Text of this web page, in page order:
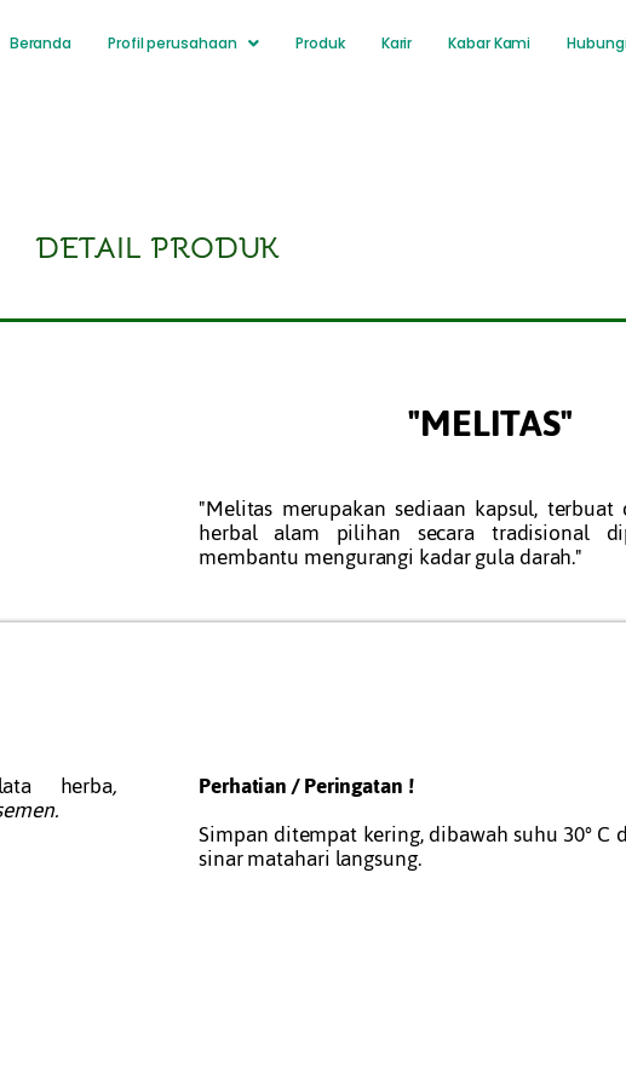
Beranda Profil perusahaan Produk Karir Kabar Kami
DETAIL PRODUK
"MELITAS"
"Melitas merupakan sediaan kapsul, terbuat
herbal alam pilihan secara tradisional
membantu mengurangi kadar gula darah."
herba,
Perhatian / Peringatan !
Simpan ditempat kering, dibawah suhu 30° C
sinar matahari langsung.